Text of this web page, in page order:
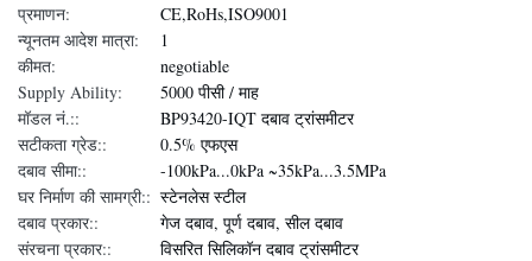
प्रमाणन:
CE,RoHs,ISO9001
न्यूनतम आदेश मात्रा:
1
कीमत:
negotiable
Supply Ability:
5000 पीसी / माह
मॉडल नं.::
BP93420-IQT दबाव ट्रांसमीटर
सटीकता ग्रेड::
0.5% एफएस
दबाव सीमा::
-100kPa...0kPa ~35kPa...3.5MPa
घर निर्माण की सामग्री:: स्टेनलेस स्टील
दबाव प्रकार::
गेज दबाव, पूर्ण दबाव, सील दबाव
संरचना प्रकार::
विसरित सिलिकॉन दबाव ट्रांसमीटर